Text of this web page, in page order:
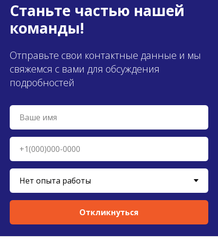
Станьте частью нашей
команды!
Отправьте свои контактные данные и мы
свяжемся с вами для обсуждения
подробностей
Откликнуться